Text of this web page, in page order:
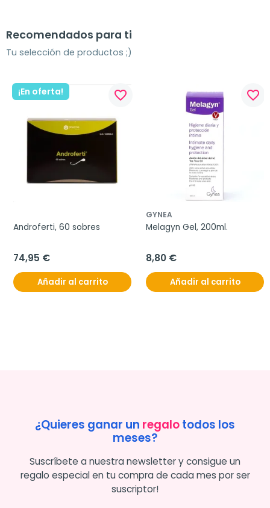
Recomendados para ti
Tu selección de productos ;)
¡En oferta! favorite_border
Androferti, 60 sobres
74,95 €
Añadir al carrito
favorite_border
GYNEA
Melagyn Gel, 200ml.
8,80 €
Añadir al carrito
¿Quieres ganar un regalotodos los
meses?
Suscríbete a nuestra newsletter y consigue un
regalo especial en tu compra de cada mes por ser
suscriptor!